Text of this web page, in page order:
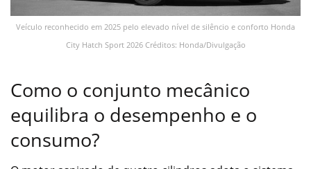
Veículo reconhecido em 2025 pelo elevado nível de silêncio e conforto Honda
City Hatch Sport 2026 Créditos: Honda/Divulgação
Como o conjunto mecânico
equilibra o desempenho e o
consumo?